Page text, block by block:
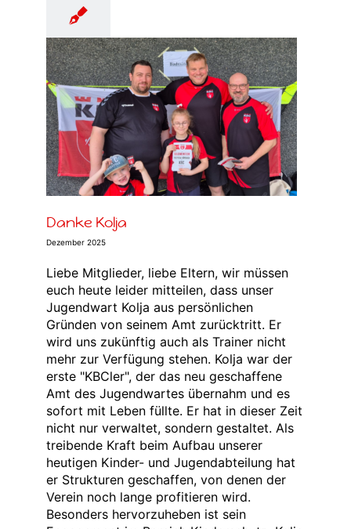
Danke Kolja
Dezember 2025
Liebe Mitglieder, liebe Eltern, wir müssen
euch heute leider mitteilen, dass unser
Jugendwart Kolja aus persönlichen
Gründen von seinem Amt zurücktritt. Er
wird uns zukünftig auch als Trainer nicht
mehr zur Verfügung stehen. Kolja war der
erste "KBCler", der das neu geschaffene
Amt des Jugendwartes übernahm und es
sofort mit Leben füllte. Er hat in dieser Zeit
nicht nur verwaltet, sondern gestaltet. Als
treibende Kraft beim Aufbau unserer
heutigen Kinder- und Jugendabteilung hat
er Strukturen geschaffen, von denen der
Verein noch lange profitieren wird.
Besonders hervorzuheben ist sein